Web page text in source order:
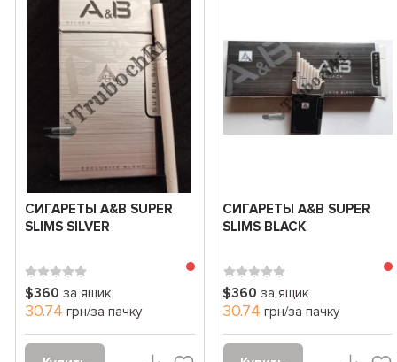
СИГАРЕТЫ A&B SUPER
SLIMS SILVER
$360 за ящик
30.74 грн/за пачку
СИГАРЕТЫ A&B SUPER
SLIMS BLACK
$360 за ящик
30.74 грн/за пачку